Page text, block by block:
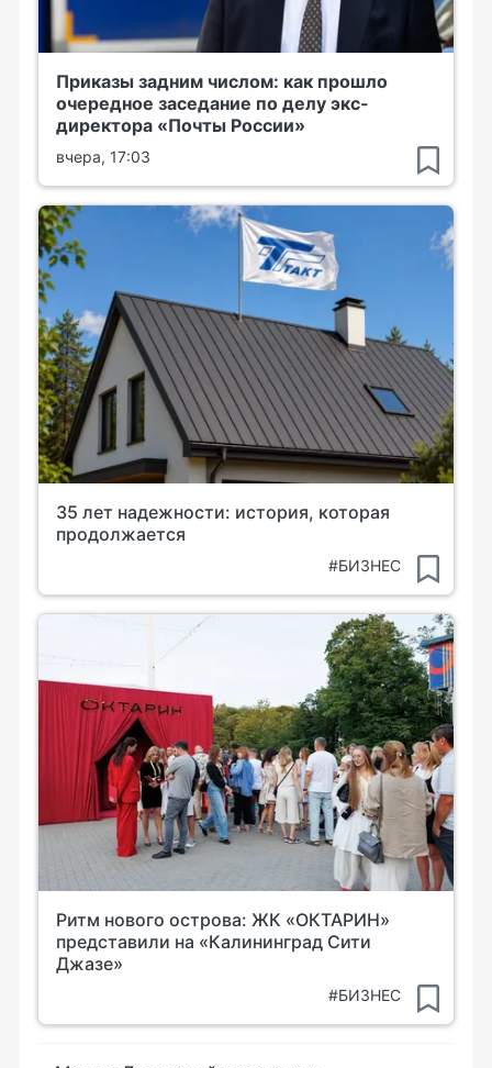
Приказы задним числом: как прошло
очередное заседание по делу экс-
директора «Почты России»
вчера, 17:03
35 лет надежности: история, которая
продолжается
#БИЗНЕС
Ритм нового острова: ЖК «ОКТАРИН»
представили на «Калининград Сити
Джазе»
#БИЗНЕС